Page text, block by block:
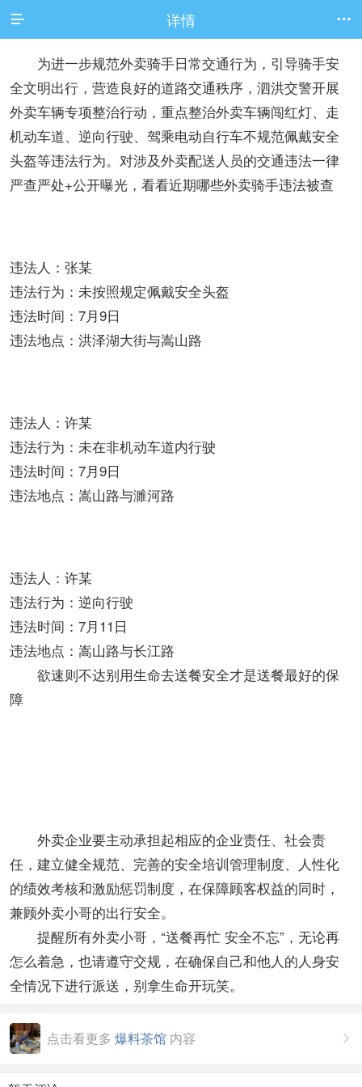
 详情 
为进一步规范外卖骑手日常交通行为，引导骑手安
全文明出行，营造良好的道路交通秩序，泗洪交警开展
外卖车辆专项整治行动，重点整治外卖车辆闯红灯、走
机动车道、逆向行驶、驾乘电动自行车不规范佩戴安全
头盔等违法行为。对涉及外卖配送人员的交通违法一律
严查严处+公开曝光，看看近期哪些外卖骑手违法被查
违法人：张某
违法行为：未按照规定佩戴安全头盔
违法时间：7月9日
违法地点：洪泽湖大街与嵩山路
违法人：许某
违法行为：未在非机动车道内行驶
违法时间：7月9日
违法地点：嵩山路与濉河路
违法人：许某
违法行为：逆向行驶
违法时间：7月11日
违法地点：嵩山路与长江路
欲速则不达别用生命去送餐安全才是送餐最好的保
障
外卖企业要主动承担起相应的企业责任、社会责
任，建立健全规范、完善的安全培训管理制度、人性化
的绩效考核和激励惩罚制度，在保障顾客权益的同时，
兼顾外卖小哥的出行安全。
提醒所有外卖小哥，“送餐再忙 安全不忘”，无论再
怎么着急，也请遵守交规，在确保自己和他人的人身安
全情况下进行派送，别拿生命开玩笑。

点击看更多 爆料茶馆 内容